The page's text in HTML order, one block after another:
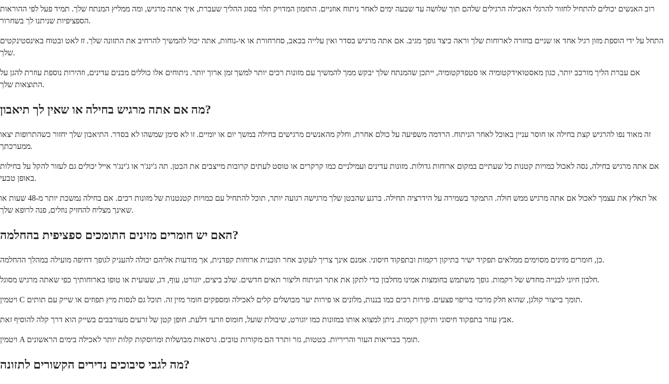
רוב האנשים יכולים להתחיל לחזור להרגלי האכילה הרגילים שלהם תוך שלושה עד שבעה ימים לאחר ניתוח אוזניים. התזמון המדויק תלוי בסוג ההליך שעברת, איך אתה מרגיש, ומה ממליץ המנתח שלך. תמיד פעל לפי ההוראות
הספציפיות שניתנו לך בשחרור.
התחל על ידי הוספת מזון רגיל אחד או שניים בחזרה לארוחות שלך וראה כיצד גופך מגיב. אם אתה מרגיש בסדר ואין עלייה בכאב, סחרחורת או אי-נוחות, אתה יכול להמשיך להרחיב את התזונה שלך. זז לאט ובטוח באינסטינקטים
שלך.
אם עברת הליך מורכב יותר, כגון מאסטואידקטומיה או סטפדקטומיה, ייתכן שהמנתח שלך יבקש ממך להמשיך עם מזונות רכים יותר למשך זמן ארוך יותר. ניתוחים אלו כוללים מבנים עדינים, וזהירות נוספת עוזרת להגן על
התוצאות שלך.
מה אם אתה מרגיש בחילה או שאין לך תיאבון?
זה מאוד נפו להרגיש קצת בחילה או חוסר עניין באוכל לאחר הניתוח. הרדמה משפיעה על כולם אחרת, וחלק מהאנשים מרגישים בחילה במשך יום או יומיים. זו לא סימן שמשהו לא בסדר. התיאבון שלך יחזור כשהתרופות יצאו
ממערכתך.
אם אתה מרגיש בחילה, נסה לאכול כמויות קטנות כל שעתיים במקום ארוחות גדולות. מזונות עדינים ועמילניים כמו קרקרים או טוסט לעתים קרובות מייצבים את הבטן. תה ג'ינג'ר או ג'ינג'ר אייל יכולים גם לעזור להקל על בחילות
באופן טבעי.
אל תאלץ את עצמך לאכול אם אתה מרגיש ממש חולה. התמקד בשמירה על הידרציה תחילה. ברגע שהבטן שלך מרגישה רגועה יותר, תוכל להתחיל עם כמויות קטנטנות של מזונות רכים. אם בחילה נמשכת יותר מ-48 שעות או
שאינך מצליח להחזיק נוזלים, פנה לרופא שלך.
האם יש חומרים מזינים התומכים ספציפית בהחלמה?
כן, חומרים מזינים מסוימים ממלאים תפקיד ישיר בתיקון רקמות ובתפקוד חיסוני. אמנם אינך צריך לעקוב אחר תוכנית ארוחות קפדנית, אך מודעות אליהם יכולה להעניק לגופך דחיפה מועילה במהלך ההחלמה.
חלבון חיוני לבנייה מחדש של רקמות. גופך משתמש בחומצות אמינו מחלבון כדי לתקן את אתר הניתוח וליצור תאים חדשים. שלב ביצים, יוגורט, עוף, דג, שעועית או טופו בארוחותיך כפי שאתה מרגיש מסוגל.
ויטמין C תומך בייצור קולגן, שהוא חלק מרכזי בריפוי פצעים. פירות רכים כמו בננות, מלונים או פירות יער מבושלים קלים לאכילה ומספקים חומר מזין זה. תוכל גם לנסות מיץ תפוזים או שייק עם תותים.
אבץ עוזר בתפקוד חיסוני ותיקון רקמות. ניתן למצוא אותו במזונות כמו יוגורט, שיבולת שועל, חומוס וזרעי דלעת. חופן קטן של זרעים מעורבבים בשייק הוא דרך קלה להוסיף זאת.
ויטמין A תומך בבריאות העור והריריות. בטטות, גזר ותרד הם מקורות טובים. גרסאות מבושלות ומרוסקות קלות יותר לאכילה בימים הראשונים.
מה לגבי סיבוכים נדירים הקשורים לתזונה?